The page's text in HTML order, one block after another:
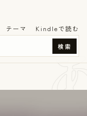
検索
テーマ Kindleで読む